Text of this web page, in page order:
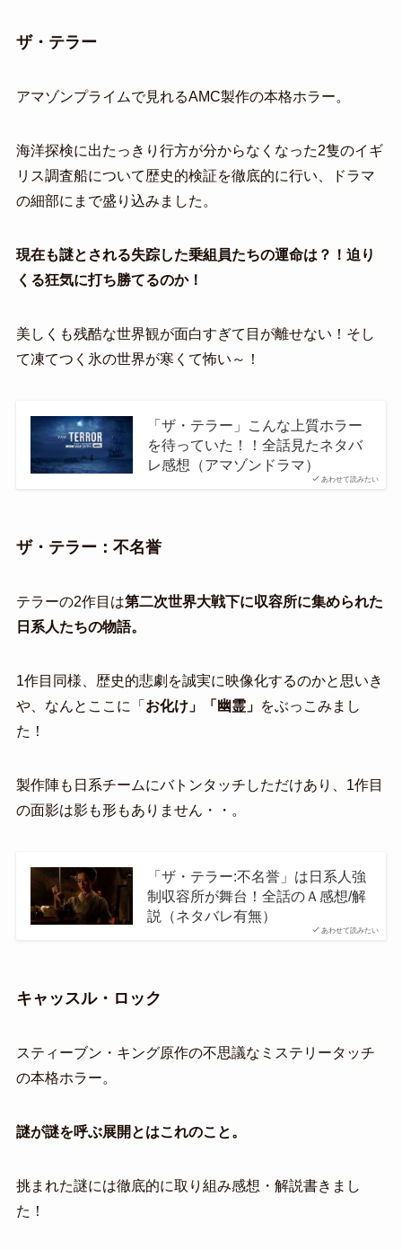
ザ・テラー
アマゾンプライムで見れるAMC製作の本格ホラー。
海洋探検に出たっきり行方が分からなくなった2隻のイギ
リス調査船について歴史的検証を徹底的に行い、ドラマ
の細部にまで盛り込みました。
現在も謎とされる失踪した乗組員たちの運命は？！迫り
くる狂気に打ち勝てるのか！
美しくも残酷な世界観が面白すぎて目が離せない！そし
て凍てつく氷の世界が寒くて怖い～！
あわせて読みたい
「ザ・テラー」こんな上質ホラー
を待っていた！！全話見たネタバ
レ感想（アマゾンドラマ）
ザ・テラー：不名誉
テラーの2作目は第二次世界大戦下に収容所に集められた
日系人たちの物語。
1作目同様、歴史的悲劇を誠実に映像化するのかと思いき
や、なんとここに「 お化け」「幽霊」 をぶっこみまし
た！
製作陣も日系チームにバトンタッチしただけあり、1作目
の面影は影も形もありません・・。
あわせて読みたい
「ザ・テラー:不名誉」は日系人強
制収容所が舞台！全話のＡ感想/解
説（ネタバレ有無）
キャッスル・ロック
スティーブン・キング原作の不思議なミステリータッチ
の本格ホラー。
謎が謎を呼ぶ展開とはこれのこと。
挑まれた謎には徹底的に取り組み感想・解説書きまし
た！